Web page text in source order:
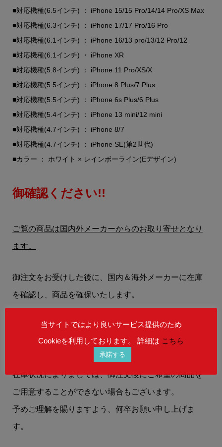
■対応機種(6.5インチ) ： iPhone 15/15 Pro/14/14 Pro/XS Max
■対応機種(6.3インチ) ： iPhone 17/17 Pro/16 Pro
■対応機種(6.1インチ) ： iPhone 16/13 pro/13/12 Pro/12
■対応機種(6.1インチ) ・ iPhone XR
■対応機種(5.8インチ) ： iPhone 11 Pro/XS/X
■対応機種(5.5インチ) ： iPhone 8 Plus/7 Plus
■対応機種(5.5インチ) ： iPhone 6s Plus/6 Plus
■対応機種(5.4インチ) ： iPhone 13 mini/12 mini
■対応機種(4.7インチ) ： iPhone 8/7
■対応機種(4.7インチ) ： iPhone SE(第2世代)
■カラー ： ホワイト × レインボーライン(Eデザイン)
御確認ください!!
ご覧の商品は国内外メーカーからのお取り寄せとなり
ます。
御注文をお受けした後に、国内＆海外メーカーに在庫
を確認し、商品を確保いたします。
お客様には、【在庫状況】 【お届けまでの納期】
を、メールにてお知らせいたします。
在庫状況によりましては、御注文後にご希望の商品を
ご用意することができない場合もございます。
予めご理解を賜りますよう、何卒お願い申し上げま
す。
当サイトではより良いサービス提供のため
Cookieを利用しております。 詳細は こちら
承諾する